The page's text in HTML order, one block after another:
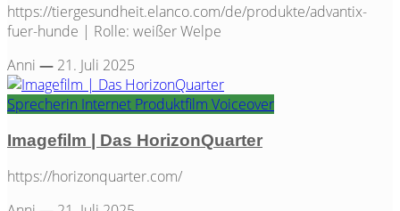
https://tiergesundheit.elanco.com/de/produkte/advantix-
fuer-hunde | Rolle: weißer Welpe
Anni — 21. Juli 2025
Sprecherin Internet Produktfilm Voiceover
Imagefilm | Das HorizonQuarter
https://horizonquarter.com/